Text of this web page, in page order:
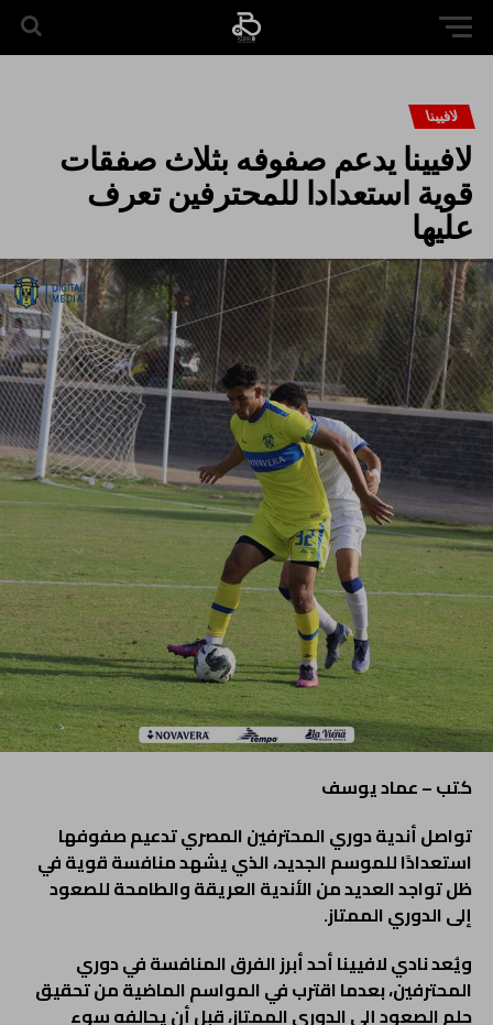
لافيينا
لافيينا يدعم صفوفه بثلاث صفقات
قوية استعدادا للمحترفين تعرف
عليها
كتب – عماد يوسف
تواصل أندية دوري المحترفين المصري تدعيم صفوفها
استعدادًا للموسم الجديد، الذي يشهد منافسة قوية في
ظل تواجد العديد من الأندية العريقة والطامحة للصعود
إلى الدوري الممتاز.
ويُعد نادي لافيينا أحد أبرز الفرق المنافسة في دوري
المحترفين، بعدما اقترب في المواسم الماضية من تحقيق
حلم الصعود إلى الدوري الممتاز، قبل أن يحالفه سوء